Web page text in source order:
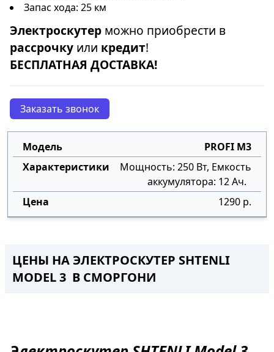
Запас хода: 25 км
Электроскутер можно приобрести в
рассрочку или кредит!
БЕСПЛАТНАЯ ДОСТАВКА!
Заказать звонок
PROFI M3
Мощность: 250 Вт, Емкость
аккумулятора: 12 Ач.
1290 р.
ЦЕНЫ НА ЭЛЕКТРОСКУТЕР SHTENLI
MODEL 3 В СМОРГОНИ